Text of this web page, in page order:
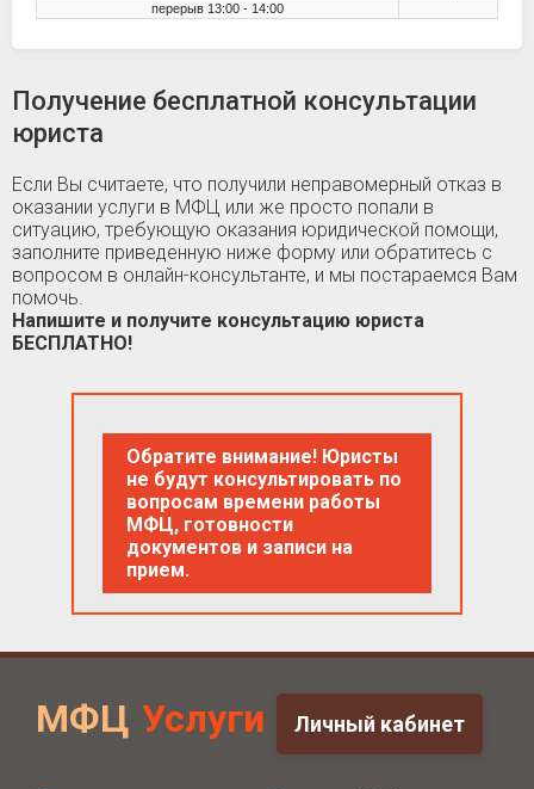
перерыв 13:00 - 14:00
Получение бесплатной консультации
юриста
Если Вы считаете, что получили неправомерный отказ в
оказании услуги в МФЦ или же просто попали в
ситуацию, требующую оказания юридической помощи,
заполните приведенную ниже форму или обратитесь с
вопросом в онлайн-консультанте, и мы постараемся Вам
помочь.
Напишите и получите консультацию юриста
БЕСПЛАТНО!
Обратите внимание! Юристы
не будут консультировать по
вопросам времени работы
МФЦ, готовности
документов и записи на
прием.
МФЦ Услуги Личный кабинет